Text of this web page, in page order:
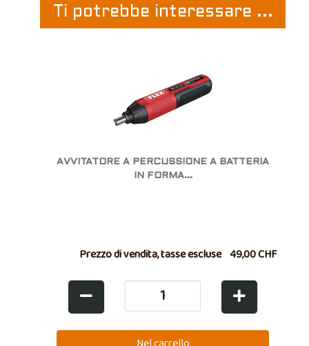
Ti potrebbe interessare ...
AVVITATORE A PERCUSSIONE A BATTERIA
IN FORMA...
Prezzo di vendita, tasse escluse 49,00 CHF